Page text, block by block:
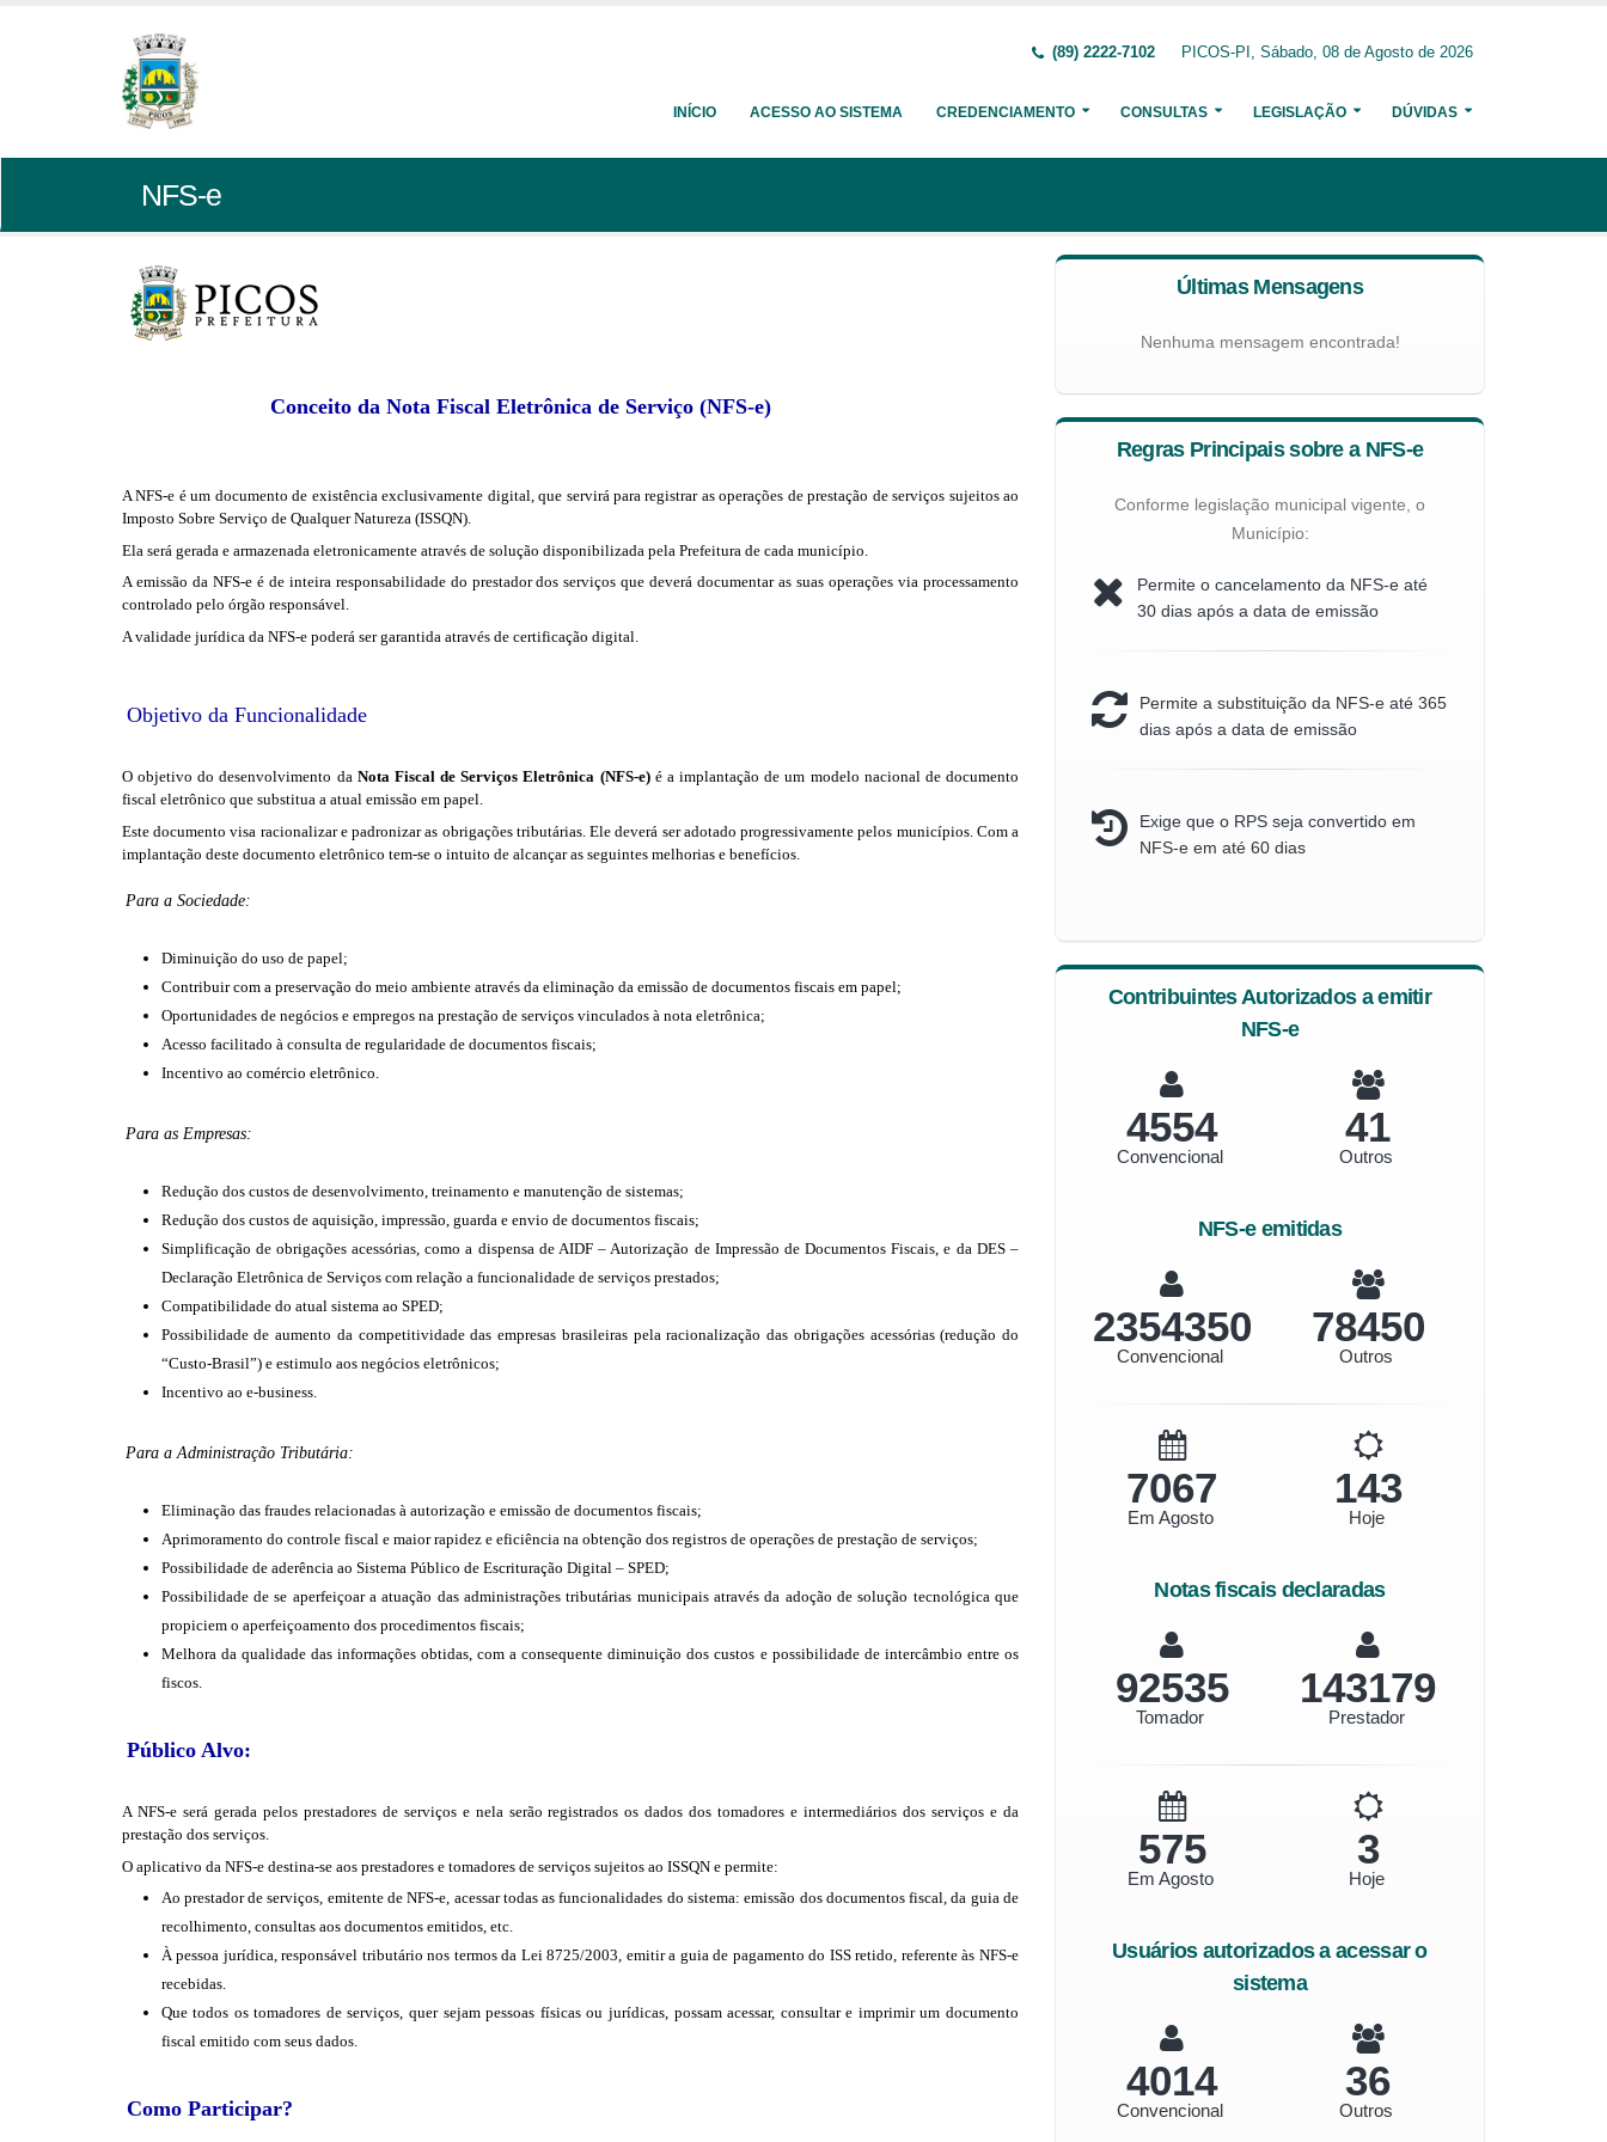
(89) 2222-7102 PICOS-PI, Sábado, 08 de Agosto de 2026
INÍCIO ACESSO AO SISTEMA CREDENCIAMENTO CONSULTAS LEGISLAÇÃO DÚVIDAS
NFS-e
Conceito da Nota Fiscal Eletrônica de Serviço (NFS-e)
A NFS-e é um documento de existência exclusivamente digital, que servirá para registrar as operações de prestação de serviços sujeitos ao
Imposto Sobre Serviço de Qualquer Natureza (ISSQN).
Ela será gerada e armazenada eletronicamente através de solução disponibilizada pela Prefeitura de cada município.
A emissão da NFS-e é de inteira responsabilidade do prestador dos serviços que deverá documentar as suas operações via processamento
controlado pelo órgão responsável.
A validade jurídica da NFS-e poderá ser garantida através de certificação digital.
Objetivo da Funcionalidade
O objetivo do desenvolvimento da Nota Fiscal de Serviços Eletrônica (NFS-e)é a implantação de um modelo nacional de documento
fiscal eletrônico que substitua a atual emissão em papel.
Este documento visa racionalizar e padronizar as obrigações tributárias. Ele deverá ser adotado progressivamente pelos municípios. Com a
implantação deste documento eletrônico tem-se o intuito de alcançar as seguintes melhorias e benefícios.
Para a Sociedade:
Diminuição do uso de papel;
Contribuir com a preservação do meio ambiente através da eliminação da emissão de documentos fiscais em papel;
Oportunidades de negócios e empregos na prestação de serviços vinculados à nota eletrônica;
Acesso facilitado à consulta de regularidade de documentos fiscais;
Incentivo ao comércio eletrônico.
Para as Empresas:
Redução dos custos de desenvolvimento, treinamento e manutenção de sistemas;
Redução dos custos de aquisição, impressão, guarda e envio de documentos fiscais;
Simplificação de obrigações acessórias, como a dispensa de AIDF – Autorização de Impressão de Documentos Fiscais, e da DES –
Declaração Eletrônica de Serviços com relação a funcionalidade de serviços prestados;
Compatibilidade do atual sistema ao SPED;
Possibilidade de aumento da competitividade das empresas brasileiras pela racionalização das obrigações acessórias (redução do
“Custo-Brasil”) e estimulo aos negócios eletrônicos;
Incentivo ao e-business.
Para a Administração Tributária:
Eliminação das fraudes relacionadas à autorização e emissão de documentos fiscais;
Aprimoramento do controle fiscal e maior rapidez e eficiência na obtenção dos registros de operações de prestação de serviços;
Possibilidade de aderência ao Sistema Público de Escrituração Digital – SPED;
Possibilidade de se aperfeiçoar a atuação das administrações tributárias municipais através da adoção de solução tecnológica que
propiciem o aperfeiçoamento dos procedimentos fiscais;
Melhora da qualidade das informações obtidas, com a consequente diminuição dos custos e possibilidade de intercâmbio entre os
fiscos.
Público Alvo:
A NFS-e será gerada pelos prestadores de serviços e nela serão registrados os dados dos tomadores e intermediários dos serviços e da
prestação dos serviços.
O aplicativo da NFS-e destina-se aos prestadores e tomadores de serviços sujeitos ao ISSQN e permite:
Ao prestador de serviços, emitente de NFS-e, acessar todas as funcionalidades do sistema: emissão dos documentos fiscal, da guia de
recolhimento, consultas aos documentos emitidos, etc.
À pessoa jurídica, responsável tributário nos termos da Lei 8725/2003, emitir a guia de pagamento do ISS retido, referente às NFS-e
recebidas.
Que todos os tomadores de serviços, quer sejam pessoas físicas ou jurídicas, possam acessar, consultar e imprimir um documento
fiscal emitido com seus dados.
Como Participar?
Últimas Mensagens
Nenhuma mensagem encontrada!
Regras Principais sobre a NFS-e
Conforme legislação municipal vigente, o
Município:
Permite o cancelamento da NFS-e até
30 dias após a data de emissão
Permite a substituição da NFS-e até 365
dias após a data de emissão
Exige que o RPS seja convertido em
NFS-e em até 60 dias
Contribuintes Autorizados a emitir
NFS-e
4554
Convencional
41
Outros
NFS-e emitidas
2716558
Convencional
90519
Outros
8154
Em Agosto
165
Hoje
Notas fiscais declaradas
106771
Tomador
165206
Prestador
664
Em Agosto
4
Hoje
Usuários autorizados a acessar o
sistema
4632
Convencional
42
Outros